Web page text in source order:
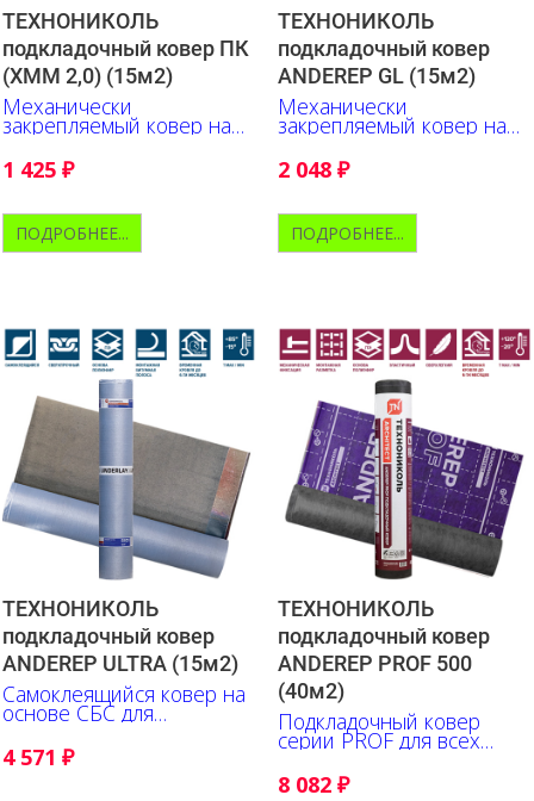
ТЕХНОНИКОЛЬ
подкладочный ковер ПК
(ХММ 2,0) (15м2)
Механически
закрепляемый ковер на
основе стеклохолста.
Бюджетное решение.
1 425 ₽
ПОДРОБНЕЕ...
ТЕХНОНИКОЛЬ
подкладочный ковер
ANDEREP GL (15м2)
Механически
закрепляемый ковер на
основе стеклохолста
2 048 ₽
ПОДРОБНЕЕ...
ТЕХНОНИКОЛЬ
подкладочный ковер
ANDEREP ULTRA (15м2)
Самоклеящийся ковер на
основе СБС для
наиболее вероятных
протечек
4 571 ₽
ТЕХНОНИКОЛЬ
подкладочный ковер
ANDEREP PROF 500
(40м2)
Подкладочный ковер
серии PROF для всех
8 082 ₽